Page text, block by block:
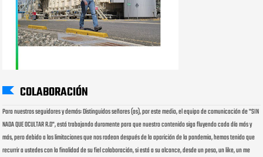
COLABORACIÓN
Para nuestros seguidores y demás: Distinguidos señores (as), por este medio, el equipo de comunicación de "SIN
NADA QUE OCULTAR R.D", está trabajando duramente para que nuestro contenido siga fluyendo cada día más y
más, pero debido a las limitaciones que nos rodean después de la aparición de la pandemia, hemos tenido que
recurrir a ustedes con la finalidad de su fiel colaboración, si está a su alcance, desde un peso, un like, un me